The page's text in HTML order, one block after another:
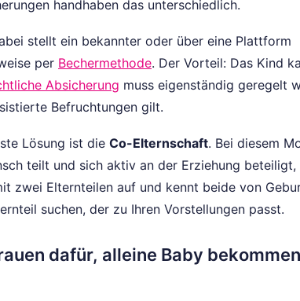
handhaben das unterschiedlich.
stellt ein bekannter oder über eine Plattform
per Bechermethode. Der Vorteil: Das Kind
Absicherung muss eigenständig geregelt
Befruchtungen gilt.
Lösung ist die Co-Elternschaft. Bei diesem
teilt und sich aktiv an der Erziehung beteiligt,
zwei Elternteilen auf und kennt beide von
suchen, der zu Ihren Vorstellungen passt.
dafür, alleine Baby